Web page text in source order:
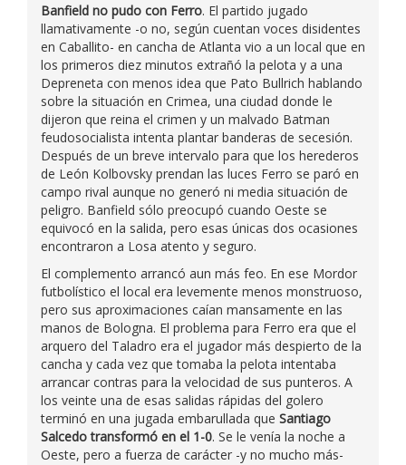
Banfield no pudo con Ferro. El partido jugado
llamativamente -o no, según cuentan voces disidentes
en Caballito- en cancha de Atlanta vio a un local que en
los primeros diez minutos extrañó la pelota y a una
Depreneta con menos idea que Pato Bullrich hablando
sobre la situación en Crimea, una ciudad donde le
dijeron que reina el crimen y un malvado Batman
feudosocialista intenta plantar banderas de secesión.
Después de un breve intervalo para que los herederos
de León Kolbovsky prendan las luces Ferro se paró en
campo rival aunque no generó ni media situación de
peligro. Banfield sólo preocupó cuando Oeste se
equivocó en la salida, pero esas únicas dos ocasiones
encontraron a Losa atento y seguro.
El complemento arrancó aun más feo. En ese Mordor
futbolístico el local era levemente menos monstruoso,
pero sus aproximaciones caían mansamente en las
manos de Bologna. El problema para Ferro era que el
arquero del Taladro era el jugador más despierto de la
cancha y cada vez que tomaba la pelota intentaba
arrancar contras para la velocidad de sus punteros. A
los veinte una de esas salidas rápidas del golero
terminó en una jugada embarullada que Santiago
Salcedo transformó en el 1-0. Se le venía la noche a
Oeste, pero a fuerza de carácter -y no mucho más-